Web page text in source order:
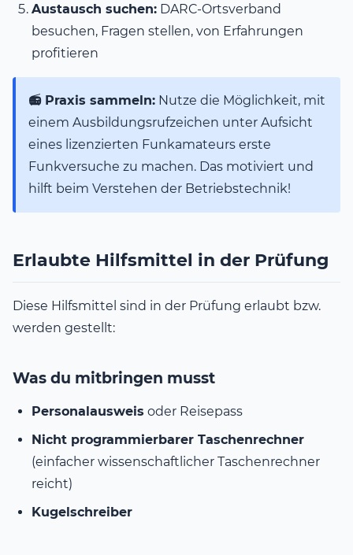
Austausch suchen: DARC-Ortsverband
besuchen, Fragen stellen, von Erfahrungen
profitieren
📻 Praxis sammeln: Nutze die Möglichkeit, mit
einem Ausbildungsrufzeichen unter Aufsicht
eines lizenzierten Funkamateurs erste
Funkversuche zu machen. Das motiviert und
hilft beim Verstehen der Betriebstechnik!
Erlaubte Hilfsmittel in der Prüfung
Diese Hilfsmittel sind in der Prüfung erlaubt bzw.
werden gestellt:
Was du mitbringen musst
Personalausweis oder Reisepass
Nicht programmierbarer Taschenrechner
(einfacher wissenschaftlicher Taschenrechner
reicht)
Kugelschreiber